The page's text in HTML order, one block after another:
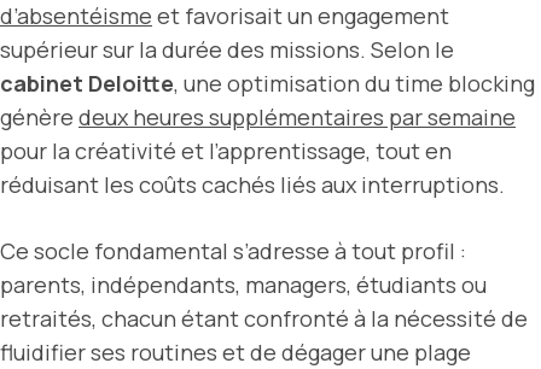
d’absentéisme et favorisait un engagement
supérieur sur la durée des missions. Selon le
cabinet Deloitte, une optimisation du time blocking
génère deux heures supplémentaires par semaine
pour la créativité et l’apprentissage, tout en
réduisant les coûts cachés liés aux interruptions.
Ce socle fondamental s’adresse à tout profil :
parents, indépendants, managers, étudiants ou
retraités, chacun étant confronté à la nécessité de
fluidifier ses routines et de dégager une plage